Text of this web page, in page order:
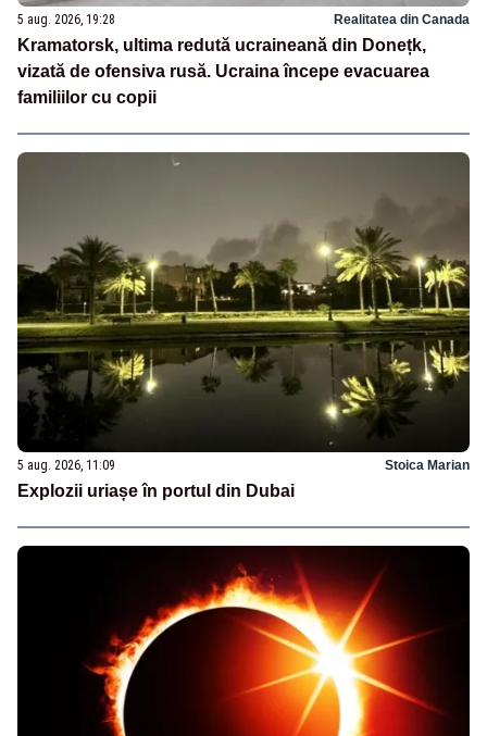
5 aug. 2026, 19:28 Realitatea din Canada
Kramatorsk, ultima redută ucraineană din Donețk,
vizată de ofensiva rusă. Ucraina începe evacuarea
familiilor cu copii
5 aug. 2026, 11:09 Stoica Marian
Explozii uriașe în portul din Dubai